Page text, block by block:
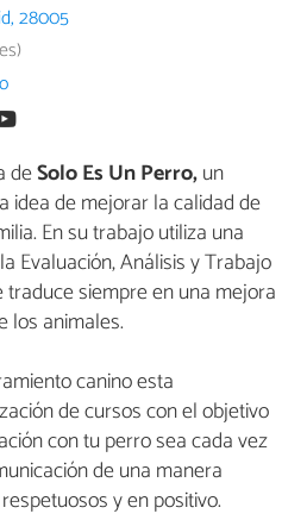
28005
deSolo Es Un Perro,un
idea de mejorar la calidad de
En su trabajo utiliza una
Evaluación, Análisis y Trabajo
siempre en una mejora
los animales.
canino esta
de cursos con el objetivo
con tu perro sea cada vez
de una manera
y en positivo.